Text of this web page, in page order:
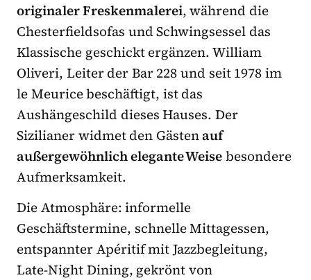
originaler Freskenmalerei, während die
Chesterfieldsofas und Schwingsessel das
Klassische geschickt ergänzen. William
Oliveri, Leiter der Bar 228 und seit 1978 im
le Meurice beschäftigt, ist das
Aushängeschild dieses Hauses. Der
Sizilianer widmet den Gästenauf
außergewöhnlich elegante Weisebesondere
Aufmerksamkeit.
Die Atmosphäre: informelle
Geschäftstermine, schnelle Mittagessen,
entspannter Apéritif mit Jazzbegleitung,
Late-Night Dining, gekrönt von